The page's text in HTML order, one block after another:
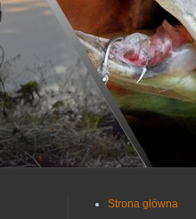
Strona główna